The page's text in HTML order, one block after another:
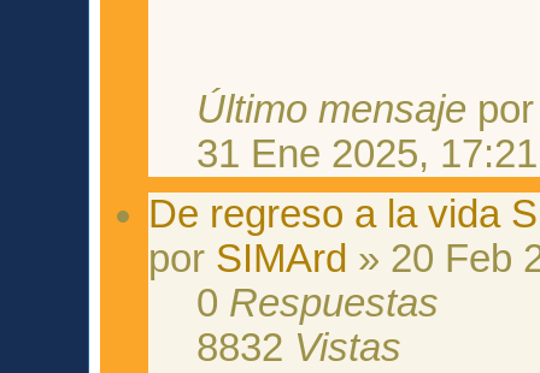
Último mensaje
31 Ene 2025, 17:21
De regreso a la vida
por SIMArd » 20 Feb
0 Respuestas
8832 Vistas